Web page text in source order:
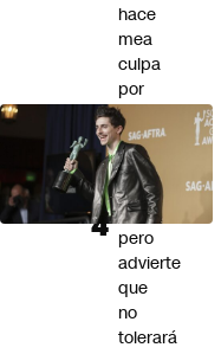
hace
mea
culpa
por
propuesta
de
privatizar
el
Mundial,
pero
advierte
que
no
tolerará